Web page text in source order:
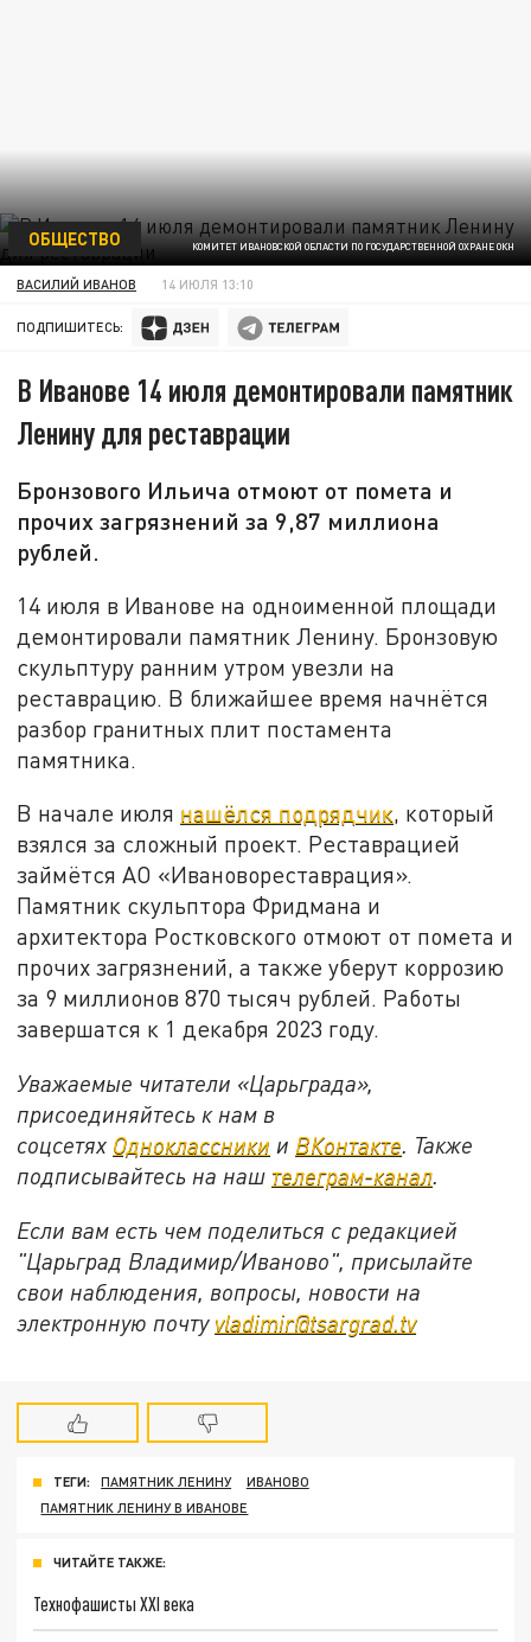
КОМИТЕТ ИВАНОВСКОЙ ОБЛАСТИ ПО ГОСУДАРСТВЕННОЙ ОХРАНЕ ОКН
ОБЩЕСТВО
ВАСИЛИЙ ИВАНОВ 14 ИЮЛЯ 13:10
ПОДПИШИТЕСЬ:
В Иванове 14 июля демонтировали памятник
Ленину для реставрации
Бронзового Ильича отмоют от помета и
прочих загрязнений за 9,87 миллиона
рублей.
14 июля в Иванове на одноименной площади
демонтировали памятник Ленину. Бронзовую
скульптуру ранним утром увезли на
реставрацию. В ближайшее время начнётся
разбор гранитных плит постамента
памятника.
В начале июля нашёлся подрядчик, который
взялся за сложный проект. Реставрацией
займётся АО «Ивановореставрация».
Памятник скульптора Фридмана и
архитектора Ростковского отмоют от помета и
прочих загрязнений, а также уберут коррозию
за 9 миллионов 870 тысяч рублей. Работы
завершатся к 1 декабря 2023 году.
Уважаемые читатели «Царьграда»,
присоединяйтесь к нам в
соцсетях Одноклассники и ВКонтакте. Также
подписывайтесь на наш телеграм-канал.
Если вам есть чем поделиться с редакцией
"Царьград Владимир/Иваново", присылайте
свои наблюдения, вопросы, новости на
электронную почту vladimir@tsargrad.tv
ТЕГИ: ПАМЯТНИК ЛЕНИНУ
ИВАНОВО
ПАМЯТНИК ЛЕНИНУ В ИВАНОВЕ
ЧИТАЙТЕ ТАКЖЕ:
Технофашисты XXI века